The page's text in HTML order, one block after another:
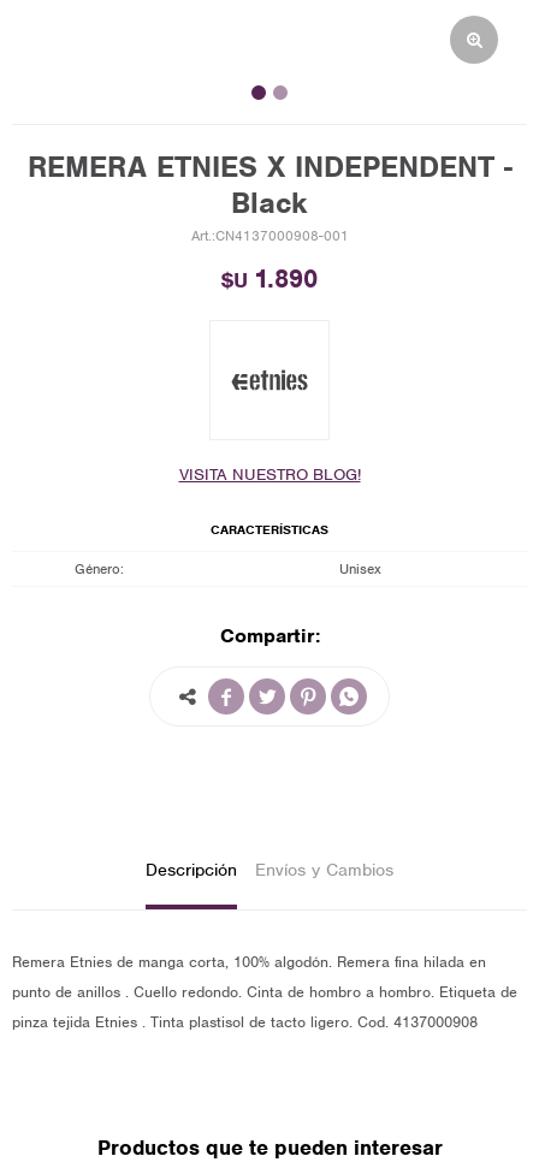
REMERA ETNIES X INDEPENDENT -
Black
CN4137000908-001
$U 1.890
VISITA NUESTRO BLOG!
CARACTERÍSTICAS
Género Unisex
Compartir:
   
Descripción Envíos y Cambios
Remera Etnies de manga corta, 100% algodón. Remera fina hilada en
punto de anillos . Cuello redondo. Cinta de hombro a hombro. Etiqueta de
pinza tejida Etnies . Tinta plastisol de tacto ligero. Cod. 4137000908
Productos que te pueden interesar